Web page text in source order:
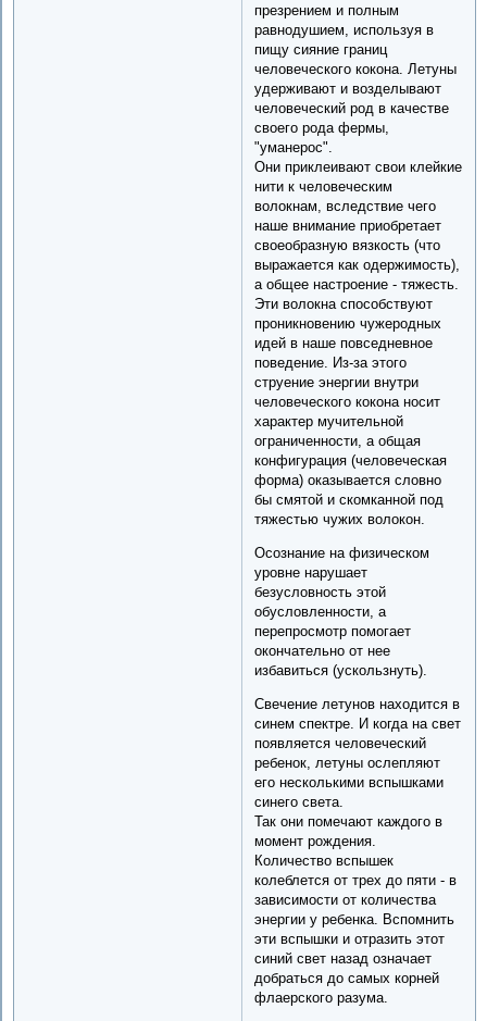
презрением и полным
равнодушием, используя в
пищу сияние границ
человеческого кокона. Летуны
удерживают и возделывают
человеческий род в качестве
своего рода фермы,
"уманерос".
Они приклеивают свои клейкие
нити к человеческим
волокнам, вследствие чего
наше внимание приобретает
своеобразную вязкость (что
выражается как одержимость),
а общее настроение - тяжесть.
Эти волокна способствуют
проникновению чужеродных
идей в наше повседневное
поведение. Из-за этого
струение энергии внутри
человеческого кокона носит
характер мучительной
ограниченности, а общая
конфигурация (человеческая
форма) оказывается словно
бы смятой и скомканной под
тяжестью чужих волокон.
Осознание на физическом
уровне нарушает
безусловность этой
обусловленности, а
перепросмотр помогает
окончательно от нее
избавиться (ускользнуть).
Свечение летунов находится в
синем спектре. И когда на свет
появляется человеческий
ребенок, летуны ослепляют
его несколькими вспышками
синего света.
Так они помечают каждого в
момент рождения.
Количество вспышек
колеблется от трех до пяти - в
зависимости от количества
энергии у ребенка. Вспомнить
эти вспышки и отразить этот
синий свет назад означает
добраться до самых корней
флаерского разума.